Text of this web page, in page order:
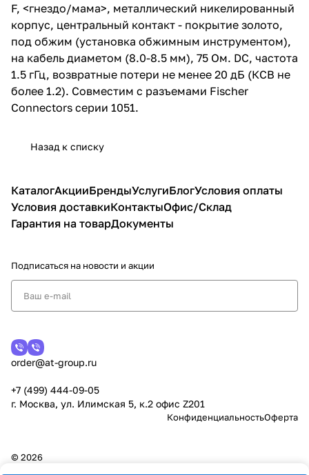
F, <гнездо/мама>, металлический никелированный
корпус, центральный контакт - покрытие золото,
под обжим (установка обжимным инструментом),
на кабель диаметом (8.0-8.5 мм), 75 Ом. DC, частота
1.5 гГц, возвратные потери не менее 20 дБ (КСВ не
более 1.2). Совместим с разъемами Fischer
Connectors серии 1051.
Назад к списку
КаталогАкцииБрендыУслугиБлогУсловия оплаты
Условия доставкиКонтактыОфис/Склад
Гарантия на товарДокументы
Подписаться на новости и акции
order@at-group.ru
+7 (499) 444-09-05
г. Москва, ул. Илимская 5, к.2 офис Z201
КонфиденциальностьОферта
© 2026